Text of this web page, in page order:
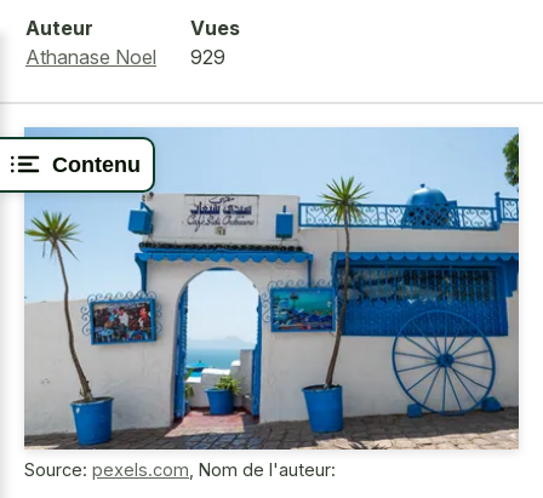
Contenu
Auteur
Athanase Noel
Vues
929
Source: pexels.com Nom de l'auteur: